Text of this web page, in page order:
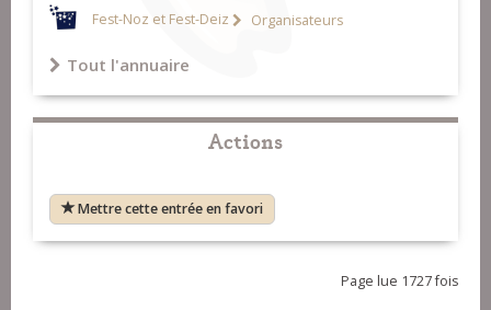
Fest-Noz et Fest-Deiz Organisateurs
Tout l'annuaire
Actions
Mettre cette entrée en favori
Page lue 1727 fois